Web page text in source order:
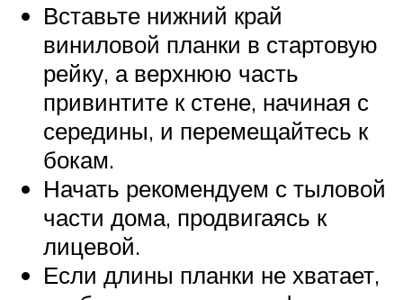
Вставьте нижний край
виниловой планки в стартовую
рейку, а верхнюю часть
привинтите к стене, начиная с
середины, и перемещайтесь к
бокам.
Начать рекомендуем с тыловой
части дома, продвигаясь к
лицевой.
Если длины планки не хватает,